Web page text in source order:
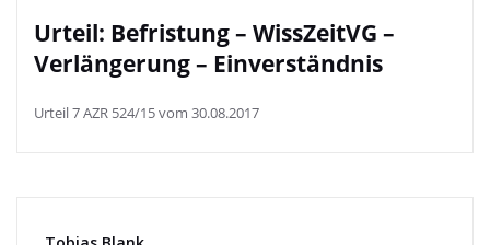
Urteil: Befristung – WissZeitVG –
Verlängerung – Einverständnis
Urteil 7 AZR 524/15 vom 30.08.2017